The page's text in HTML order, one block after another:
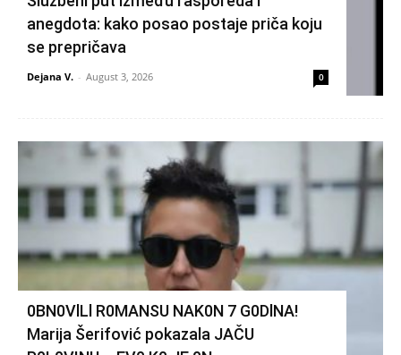
anegdota: kako posao postaje priča koju
se prepričava
Dejana V. - August 3, 2026 0
0BN0VlLl R0MANSU NAK0N 7 G0DlNA!
Marija Šerifović pokazala JAČU